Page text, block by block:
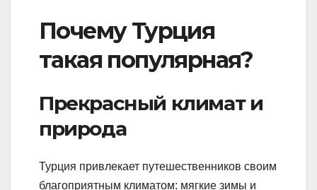
Почему Турция
такая популярная?
Прекрасный климат и
природа
Турция привлекает путешественников своим
благоприятным климатом: мягкие зимы и